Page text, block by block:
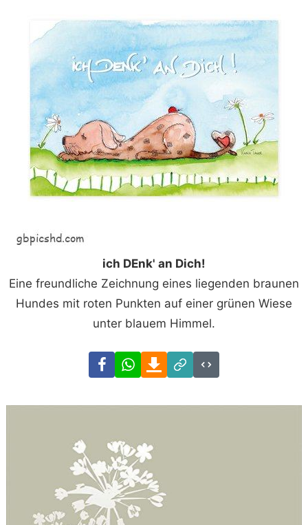
ich DEnk' an Dich!
Eine freundliche Zeichnung eines liegenden braunen
Hundes mit roten Punkten auf einer grünen Wiese
unter blauem Himmel.
FacebookWhatsAppDownload
Link
Code